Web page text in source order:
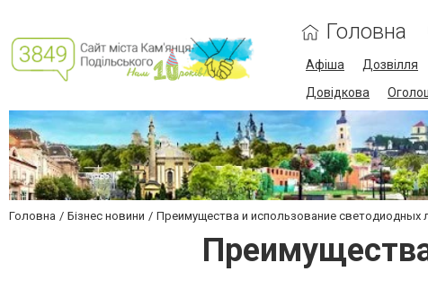
Головна
Афіша Дозвілля
Довідкова
Головна Бізнес новини Преимущества и использование светодиодных